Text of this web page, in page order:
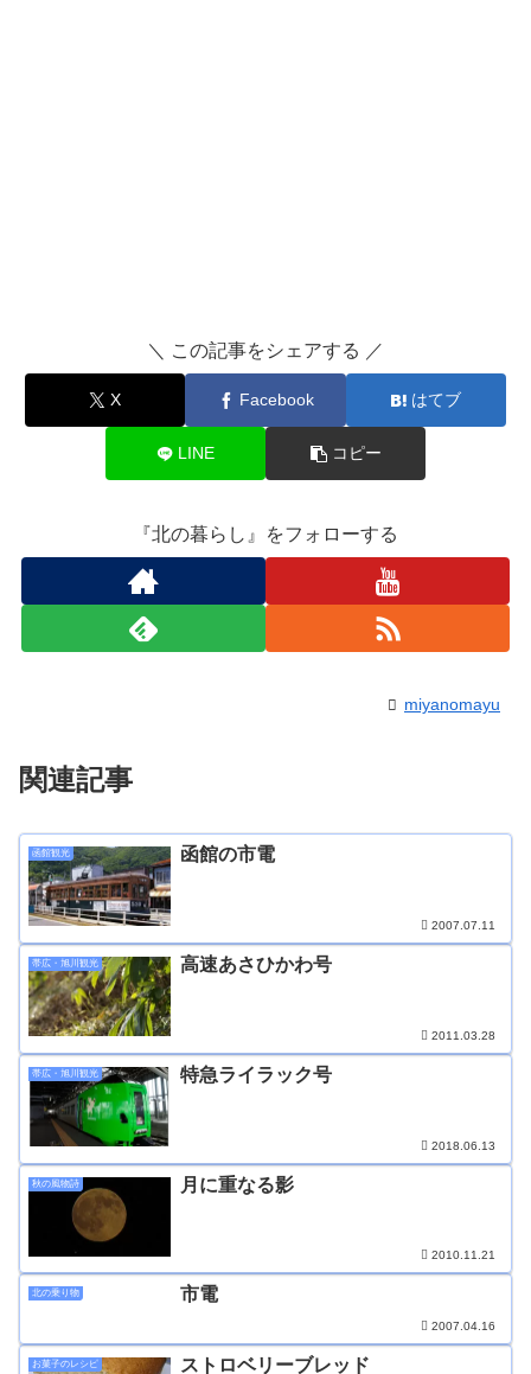
＼ この記事をシェアする ／
X Facebook はてブ
LINE コピー
『北の暮らし』をフォローする
miyanomayu
関連記事
函館観光 函館の市電
2007.07.11
帯広・旭川観光 高速あさひかわ号
2011.03.28
帯広・旭川観光 特急ライラック号
2018.06.13
秋の風物詩 月に重なる影
2010.11.21
北の乗り物 市電
2007.04.16
お菓子のレシピ ストロベリーブレッド